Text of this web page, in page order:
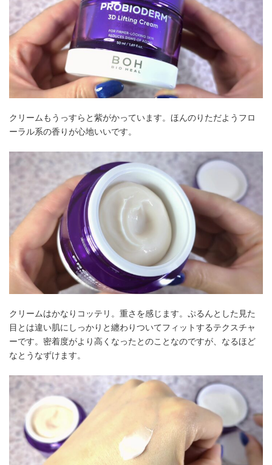
クリームもうっすらと紫がかっています。ほんのりただようフロ
ーラル系の香りが心地いいです。
クリームはかなりコッテリ。重さを感じます。ぷるんとした見た
目とは違い肌にしっかりと纏わりついてフィットするテクスチャ
ーです。密着度がより高くなったとのことなのですが、なるほど
なとうなずけます。